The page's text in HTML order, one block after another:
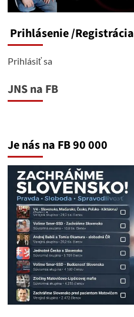
Prihlásenie/Registrácia
Prihlásiť sa
JNS na FB
Je nás na FB 90 000